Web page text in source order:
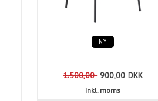
NY
1.500,00 900,00 DKK
inkl. moms